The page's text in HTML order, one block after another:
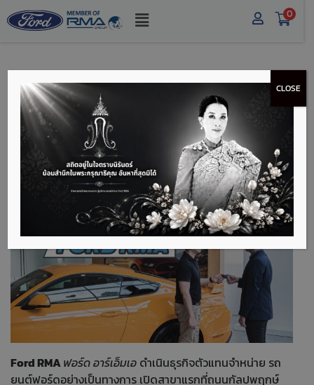
0
ฟอร์ด อาร์เอ็มเอ ทำไม
ต้องซื้อรถฟอร์ดที่ FORD
RMA
Ford RMAฟอร์ด อาร์เอ็มเอ ดำเนินธุรกิจตัวแทนจำหน่าย รถ
ยนต์ฟอร์ดอย่างเป็นทางการ เปิดสาขาแรกที่ถนนกัลปพฤกษ์
CLOSE